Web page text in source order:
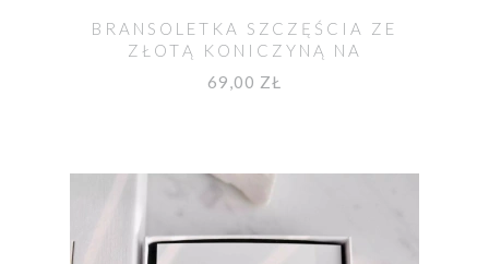
BRANSOLETKA SZCZĘŚCIA ZE
ZŁOTĄ KONICZYNĄ NA
CZERWONYM SZNURKU
69,00 ZŁ